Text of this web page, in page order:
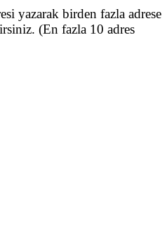
yazarak birden fazla adrese
(En fazla 10 adres